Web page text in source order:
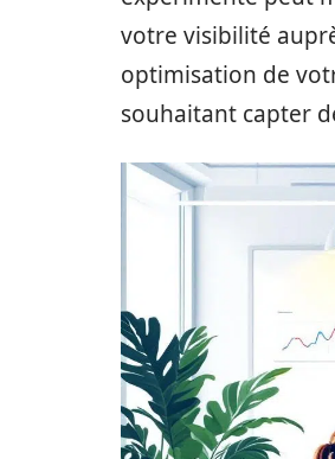
votre visibilité
optimisation de
souhaitant capter